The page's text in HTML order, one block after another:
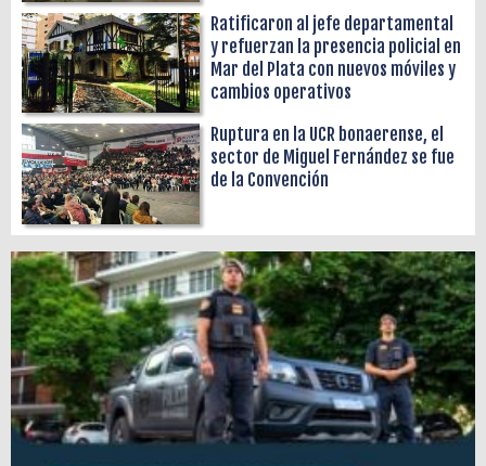
Ratificaron al jefe departamental
y refuerzan la presencia policial en
Mar del Plata con nuevos móviles y
cambios operativos
Ruptura en la UCR bonaerense, el
sector de Miguel Fernández se fue
de la Convención